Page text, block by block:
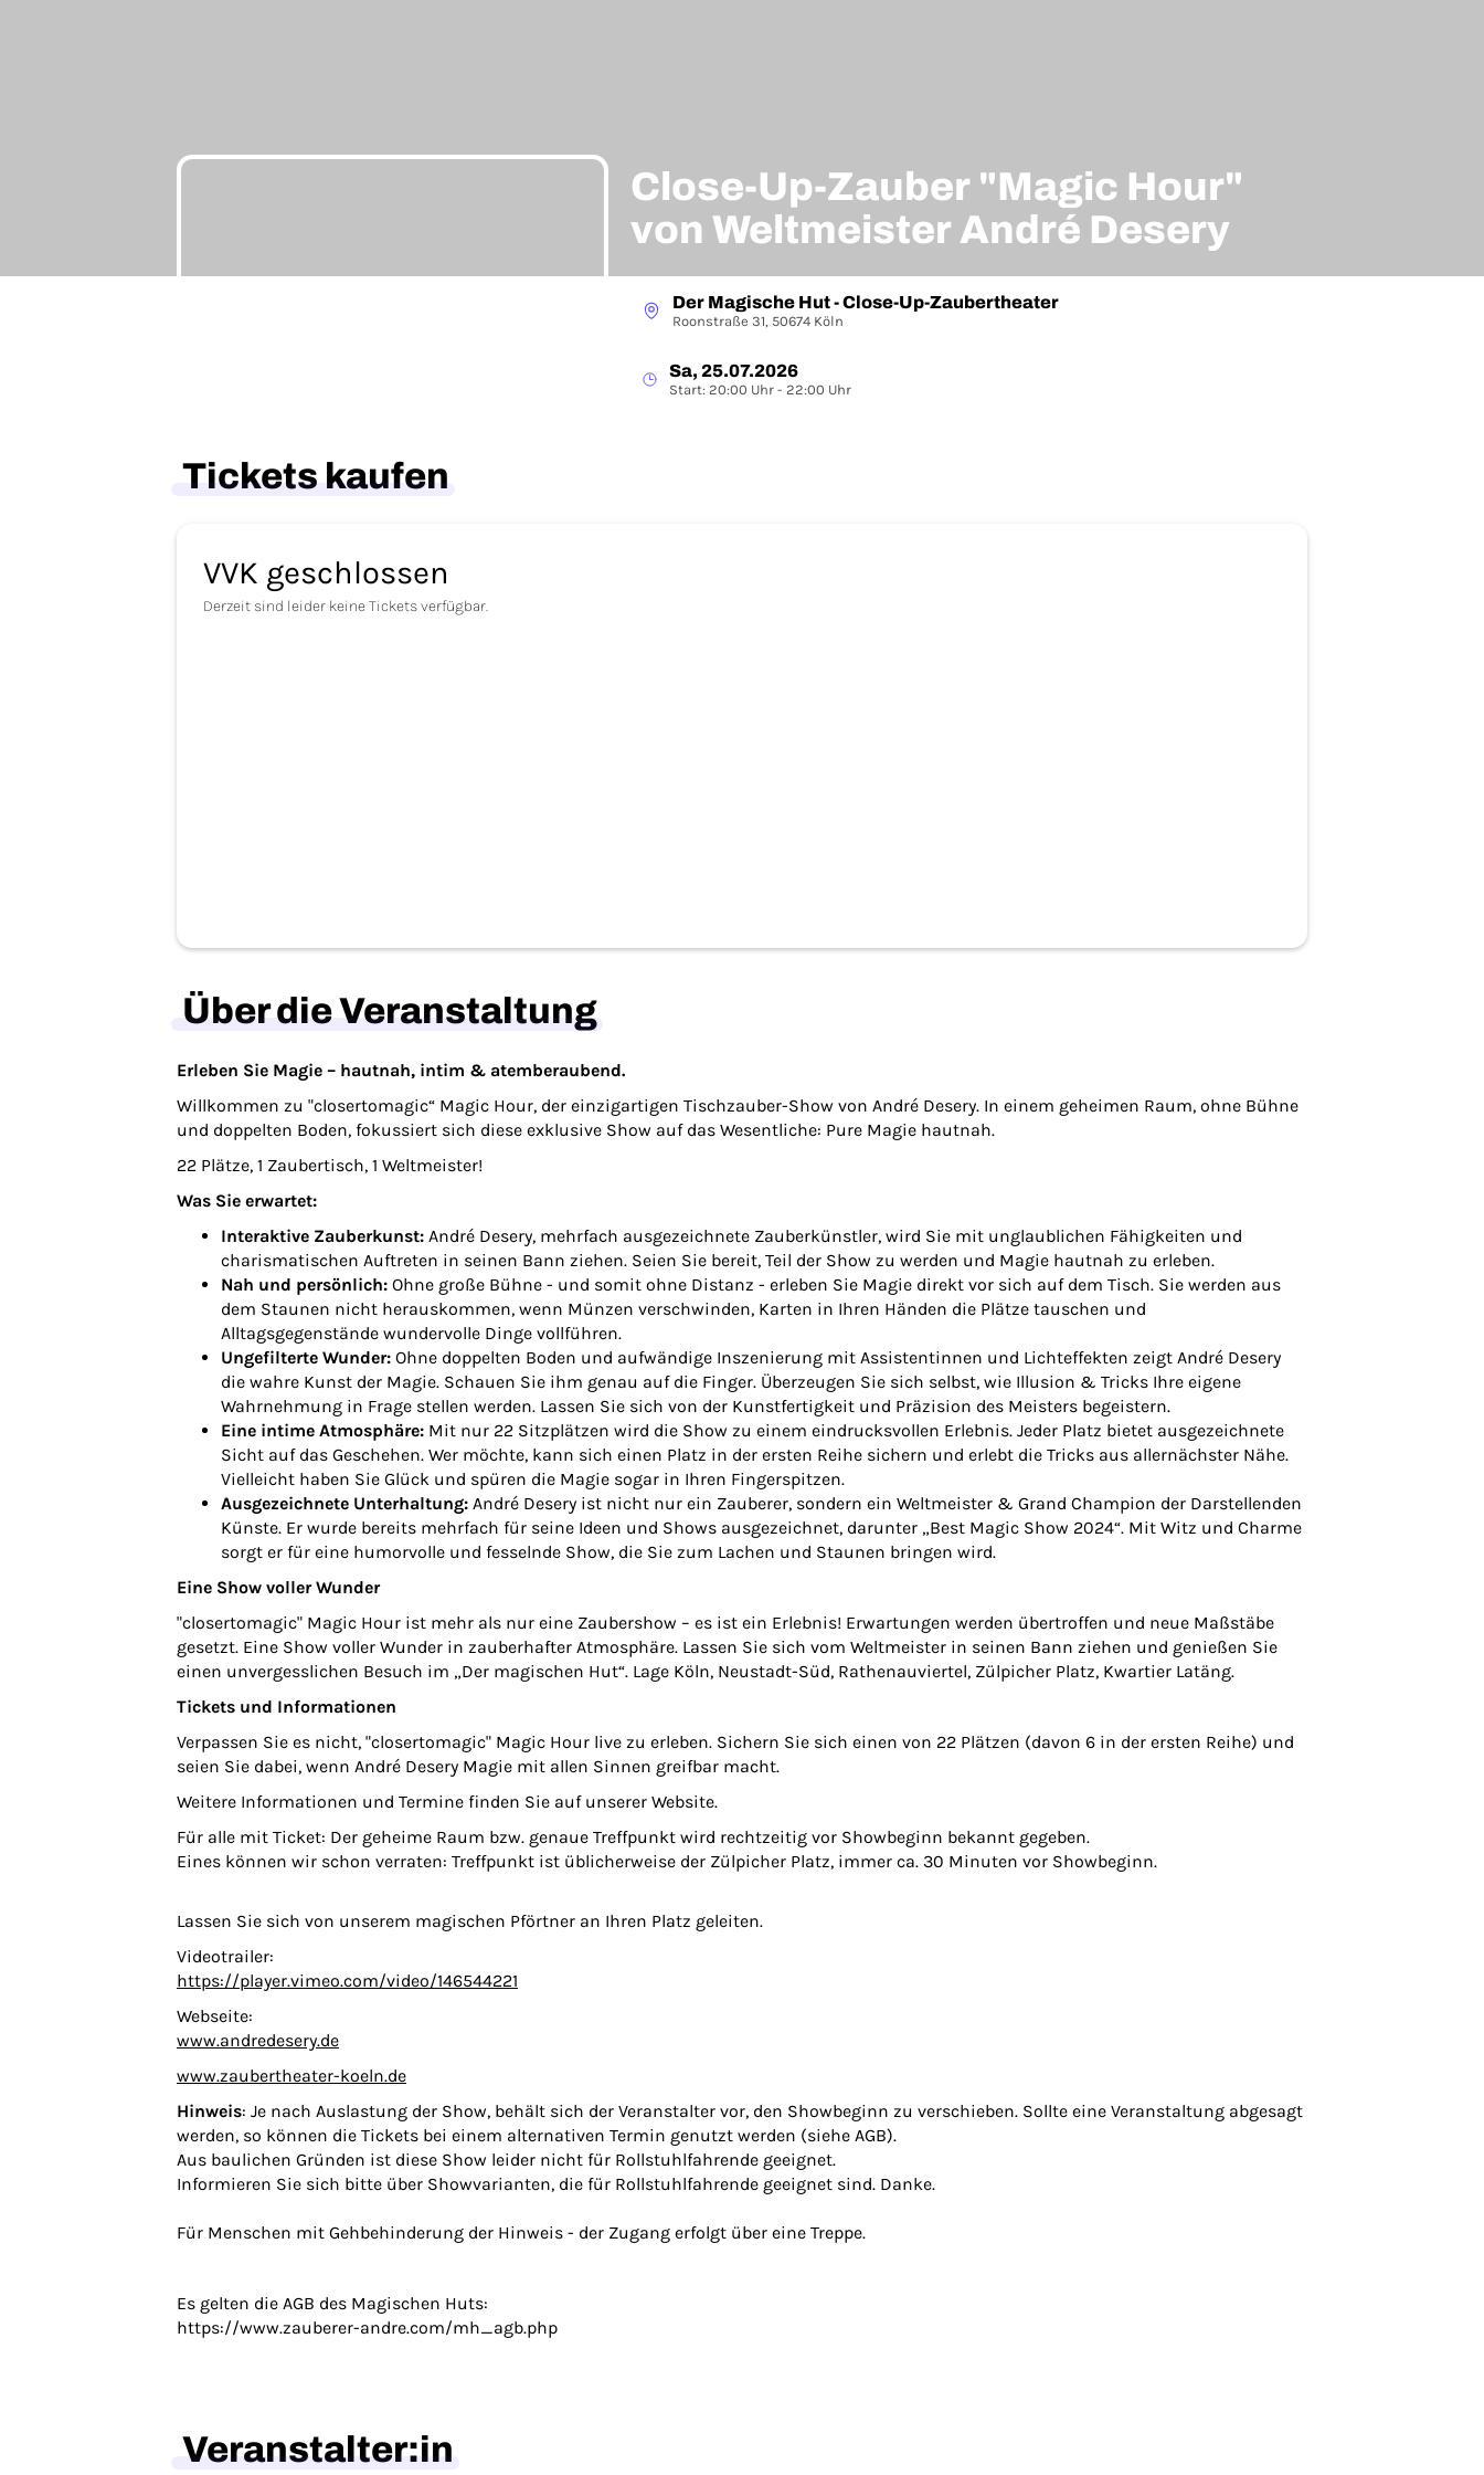
Close-Up-Zauber "Magic Hour"
von Weltmeister André Desery
Der Magische Hut - Close-Up-Zaubertheater
Roonstraße 31, 50674 Köln
Sa, 25.07.2026
Start: 20:00 Uhr - 22:00 Uhr
Tickets kaufen
VVK geschlossen
Derzeit sind leider keine Tickets verfügbar.
Über die Veranstaltung
Erleben Sie Magie – hautnah, intim & atemberaubend.
Willkommen zu "closertomagic“ Magic Hour, der einzigartigen Tischzauber-Show von André Desery. In einem geheimen Raum, ohne Bühne
und doppelten Boden, fokussiert sich diese exklusive Show auf das Wesentliche: Pure Magie hautnah.
22 Plätze, 1 Zaubertisch, 1 Weltmeister!
Was Sie erwartet:
Interaktive Zauberkunst: André Desery, mehrfach ausgezeichnete Zauberkünstler, wird Sie mit unglaublichen Fähigkeiten und
charismatischen Auftreten in seinen Bann ziehen. Seien Sie bereit, Teil der Show zu werden und Magie hautnah zu erleben.
Nah und persönlich: Ohne große Bühne - und somit ohne Distanz - erleben Sie Magie direkt vor sich auf dem Tisch. Sie werden aus
dem Staunen nicht herauskommen, wenn Münzen verschwinden, Karten in Ihren Händen die Plätze tauschen und
Alltagsgegenstände wundervolle Dinge vollführen.
Ungefilterte Wunder: Ohne doppelten Boden und aufwändige Inszenierung mit Assistentinnen und Lichteffekten zeigt André Desery
die wahre Kunst der Magie. Schauen Sie ihm genau auf die Finger. Überzeugen Sie sich selbst, wie Illusion & Tricks Ihre eigene
Wahrnehmung in Frage stellen werden. Lassen Sie sich von der Kunstfertigkeit und Präzision des Meisters begeistern.
Eine intime Atmosphäre: Mit nur 22 Sitzplätzen wird die Show zu einem eindrucksvollen Erlebnis. Jeder Platz bietet ausgezeichnete
Sicht auf das Geschehen. Wer möchte, kann sich einen Platz in der ersten Reihe sichern und erlebt die Tricks aus allernächster Nähe.
Vielleicht haben Sie Glück und spüren die Magie sogar in Ihren Fingerspitzen.
Ausgezeichnete Unterhaltung: André Desery ist nicht nur ein Zauberer, sondern ein Weltmeister & Grand Champion der Darstellenden
Künste. Er wurde bereits mehrfach für seine Ideen und Shows ausgezeichnet, darunter „Best Magic Show 2024“. Mit Witz und Charme
sorgt er für eine humorvolle und fesselnde Show, die Sie zum Lachen und Staunen bringen wird.
Eine Show voller Wunder
"closertomagic" Magic Hour ist mehr als nur eine Zaubershow – es ist ein Erlebnis! Erwartungen werden übertroffen und neue Maßstäbe
gesetzt. Eine Show voller Wunder in zauberhafter Atmosphäre. Lassen Sie sich vom Weltmeister in seinen Bann ziehen und genießen Sie
einen unvergesslichen Besuch im „Der magischen Hut“. Lage Köln, Neustadt-Süd, Rathenauviertel, Zülpicher Platz, Kwartier Latäng.
Tickets und Informationen
Verpassen Sie es nicht, "closertomagic" Magic Hour live zu erleben. Sichern Sie sich einen von 22 Plätzen (davon 6 in der ersten Reihe) und
seien Sie dabei, wenn André Desery Magie mit allen Sinnen greifbar macht.
Weitere Informationen und Termine finden Sie auf unserer Website.
Für alle mit Ticket: Der geheime Raum bzw. genaue Treffpunkt wird rechtzeitig vor Showbeginn bekannt gegeben.
Eines können wir schon verraten: Treffpunkt ist üblicherweise der Zülpicher Platz, immer ca. 30 Minuten vor Showbeginn.
Lassen Sie sich von unserem magischen Pförtner an Ihren Platz geleiten.
Videotrailer:
https://player.vimeo.com/video/146544221
Webseite:
www.andredesery.de
www.zaubertheater-koeln.de
Hinweis: Je nach Auslastung der Show, behält sich der Veranstalter vor, den Showbeginn zu verschieben. Sollte eine Veranstaltung abgesagt
werden, so können die Tickets bei einem alternativen Termin genutzt werden (siehe AGB).
Aus baulichen Gründen ist diese Show leider nicht für Rollstuhlfahrende geeignet.
Informieren Sie sich bitte über Showvarianten, die für Rollstuhlfahrende geeignet sind. Danke.
Für Menschen mit Gehbehinderung der Hinweis - der Zugang erfolgt über eine Treppe.
Es gelten die AGB des Magischen Huts:
https://www.zauberer-andre.com/mh_agb.php
Veranstalter:in